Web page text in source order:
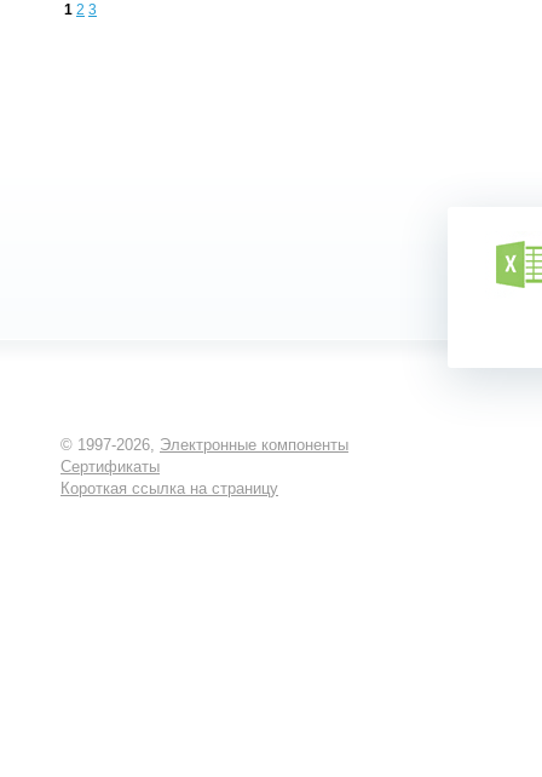
1 2 3
© 1997-2026, Электронные компоненты
Сертификаты
Короткая ссылка на страницу